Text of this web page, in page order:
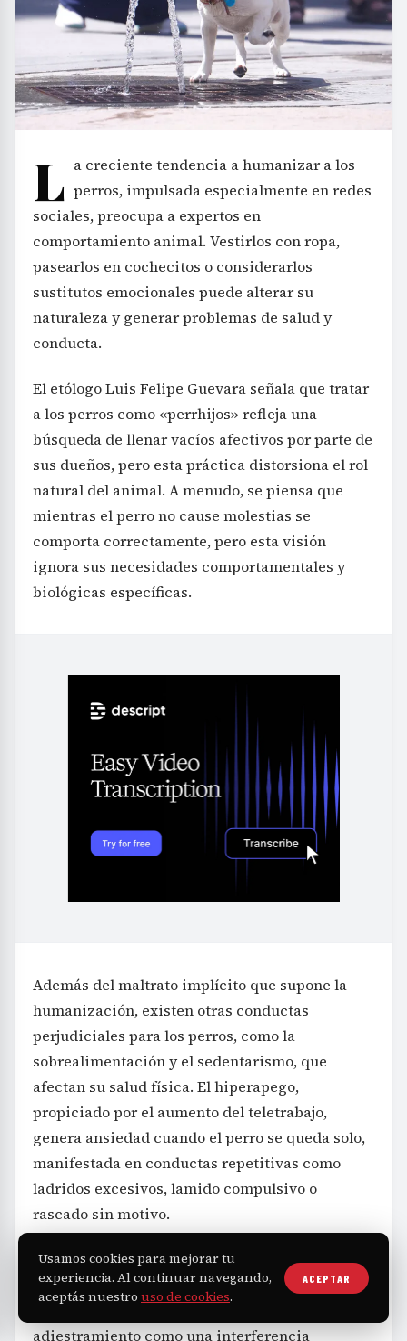
L a creciente tendencia a humanizar a los
perros, impulsada especialmente en redes
sociales, preocupa a expertos en
comportamiento animal. Vestirlos con ropa,
pasearlos en cochecitos o considerarlos
sustitutos emocionales puede alterar su
naturaleza y generar problemas de salud y
conducta.
El etólogo Luis Felipe Guevara señala que tratar
a los perros como «perrhijos» refleja una
búsqueda de llenar vacíos afectivos por parte de
sus dueños, pero esta práctica distorsiona el rol
natural del animal. A menudo, se piensa que
mientras el perro no cause molestias se
comporta correctamente, pero esta visión
ignora sus necesidades comportamentales y
biológicas específicas.
Además del maltrato implícito que supone la
humanización, existen otras conductas
perjudiciales para los perros, como la
sobrealimentación y el sedentarismo, que
afectan su salud física. El hiperapego,
propiciado por el aumento del teletrabajo,
genera ansiedad cuando el perro se queda solo,
manifestada en conductas repetitivas como
ladridos excesivos, lamido compulsivo o
rascado sin motivo.
Guevara destaca, asimismo, la ausencia de
límites y educación adecuada en muchos
dueños que interpretan la corrección o
adiestramiento como una interferencia
Usamos cookies para mejorar tu
experiencia. Al continuar navegando,
aceptás nuestro uso de cookies.
ACEPTAR